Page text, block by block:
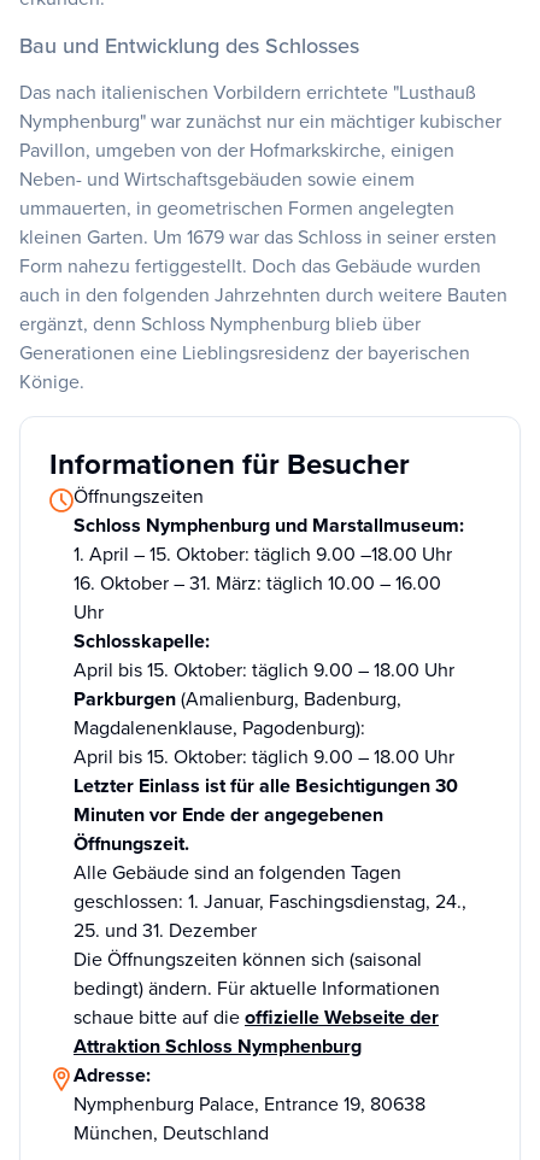
Bau und Entwicklung des Schlosses
Das nach italienischen Vorbildern errichtete "Lusthauß
Nymphenburg" war zunächst nur ein mächtiger kubischer
Pavillon, umgeben von der Hofmarkskirche, einigen
Neben- und Wirtschaftsgebäuden sowie einem
ummauerten, in geometrischen Formen angelegten
kleinen Garten. Um 1679 war das Schloss in seiner ersten
Form nahezu fertiggestellt. Doch das Gebäude wurden
auch in den folgenden Jahrzehnten durch weitere Bauten
ergänzt, denn Schloss Nymphenburg blieb über
Generationen eine Lieblingsresidenz der bayerischen
Könige.
Informationen für Besucher
Öffnungszeiten
Schloss Nymphenburg und Marstallmuseum:
1. April – 15. Oktober: täglich 9.00 –18.00 Uhr
16. Oktober – 31. März: täglich 10.00 – 16.00
Uhr
Schlosskapelle:
April bis 15. Oktober: täglich 9.00 – 18.00 Uhr
Parkburgen(Amalienburg, Badenburg,
Magdalenenklause, Pagodenburg):
April bis 15. Oktober: täglich 9.00 – 18.00 Uhr
Letzter Einlass ist für alle Besichtigungen 30
Minuten vor Ende der angegebenen
Öffnungszeit.
Alle Gebäude sind an folgenden Tagen
geschlossen: 1. Januar, Faschingsdienstag, 24.,
25. und 31. Dezember
Die Öffnungszeiten können sich (saisonal
bedingt) ändern. Für aktuelle Informationen
schaue bitte auf dieoffizielle Webseite der
Attraktion Schloss Nymphenburg
Adresse:
Nymphenburg Palace, Entrance 19, 80638
München, Deutschland